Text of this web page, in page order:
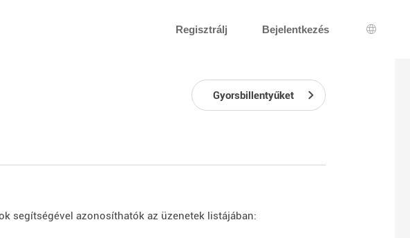
Regisztrálj Bejelentkezés
Nyelv
Gyorsbillentyűket
segítségével azonosíthatók az üzenetek listájában: